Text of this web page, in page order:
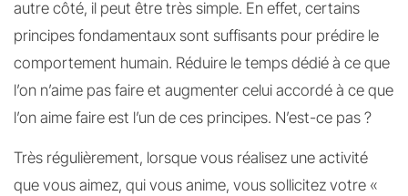
autre côté, il peut être très simple. En effet, certains
principes fondamentaux sont suffisants pour prédire le
comportement humain. Réduire le temps dédié à ce que
l’on n’aime pas faire et augmenter celui accordé à ce que
l’on aime faire est l’un de ces principes. N’est-ce pas ?
Très régulièrement, lorsque vous réalisez une activité
que vous aimez, qui vous anime, vous sollicitez votre «